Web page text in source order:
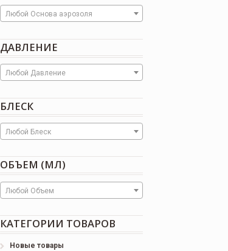
Любой Основа аэрозоля
ДАВЛЕНИЕ
Любой Давление
БЛЕСК
Любой Блеск
ОБЪЕМ (МЛ)
Любой Объем
КАТЕГОРИИ ТОВАРОВ
Новые товары